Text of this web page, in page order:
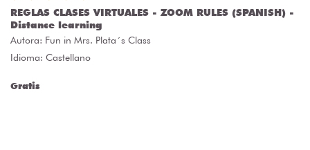
REGLAS CLASES VIRTUALES - ZOOM RULES (SPANISH) -
Distance learning
Autora: Fun in Mrs. Plata´s Class
Idioma: Castellano
Gratis